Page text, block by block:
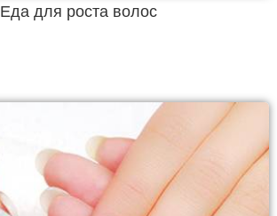
Еда для роста волос